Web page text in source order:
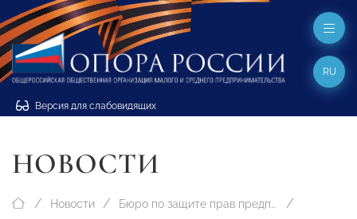
Версия для слабовидящих
RU
НОВОСТИ
Новости Бюро по защите прав предпринимателей